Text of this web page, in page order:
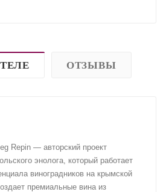
ОТЗЫВЫ
Repin — авторский проект
энолога, который работает
виноградников на крымской
премиальные вина из